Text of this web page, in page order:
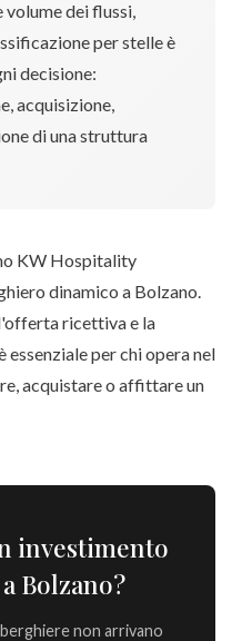
dei flussi,
per stelle è
decisione:
acquisizione,
di una struttura
KW Hospitality
dinamico a Bolzano.
ricettiva e la
per chi opera nel
acquistare o affittare un
investimento
Bolzano?
non arrivano